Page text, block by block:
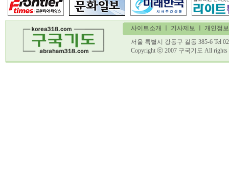
사이트소개 기사제보 ㅣ 개인정
서울 특별시 강동구 길동 385-6 Tel
Copyright ⓒ 2007 구국기도 All